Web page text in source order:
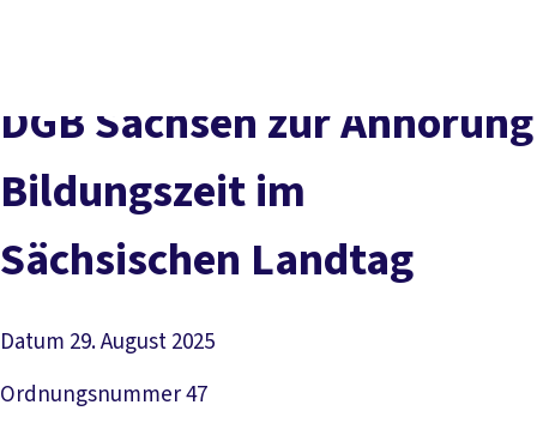
Service
Mitmachen
DGB Sachsen zur Anhörung
Bildungszeit im
Sächsischen Landtag
Datum 29. August 2025
Ordnungsnummer47